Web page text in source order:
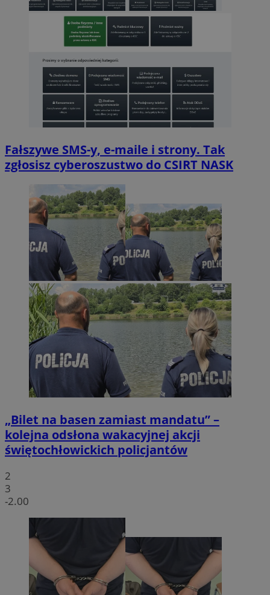
Fałszywe SMS-y, e-maile i strony. Tak
zgłosisz cyberoszustwo do CSIRT NASK
„Bilet na basen zamiast mandatu” –
kolejna odsłona wakacyjnej akcji
świętochłowickich policjantów
2
3
-2.00